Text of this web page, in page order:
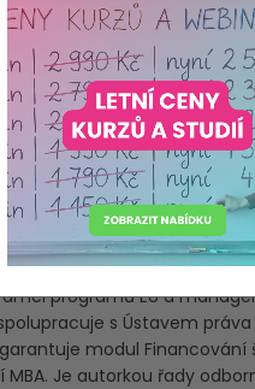
více než 27 let, z toho
(od roku 2013 jako
Zároveň se dlouhodobě
na financování
programů EU a
s Ústavem
garantuje modul Financování
MBA. Je autorkou řady